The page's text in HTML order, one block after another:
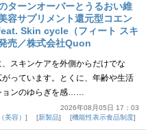
ターンオーバーとうるおい維
容サプリメント還元型コエン
Skin cycle（フィート スキ
売／株式会社Quon
スキンケアを外側からだけでな
っています。とくに、年齢や生活
ョンのゆらぎを感……
2026年08月05日 17：03
美容） 新製品 機能性表示食品制度